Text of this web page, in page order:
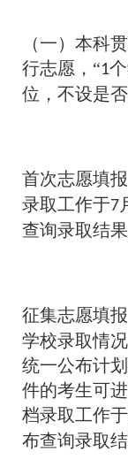
（一）本科
行志愿，“1
位，不设是
首次志愿填
录取工作于7
查询录取结果
征集志愿填
学校录取情
统一公布计
件的考生可
档录取工作于
布查询录取结